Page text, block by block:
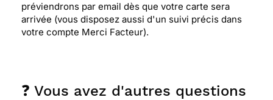
préviendrons par email dès que votre carte sera
arrivée (vous disposez aussi d'un suivi précis dans
votre compte Merci Facteur).
❓ Vous avez d'autres questions